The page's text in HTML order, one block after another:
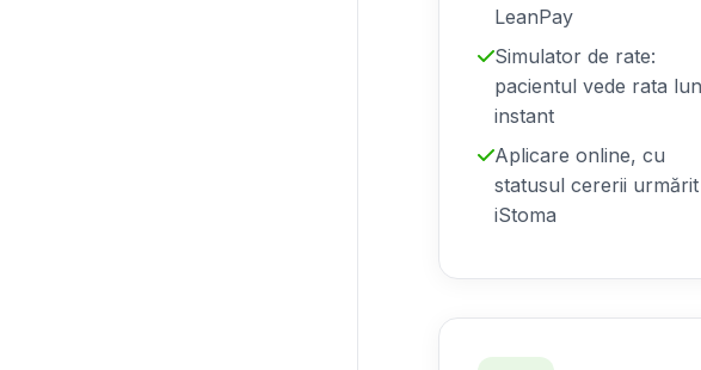
LeanPay
Simulator de rate:
pacientul vede rata
instant
Aplicare online, cu
statusul cererii
iStoma